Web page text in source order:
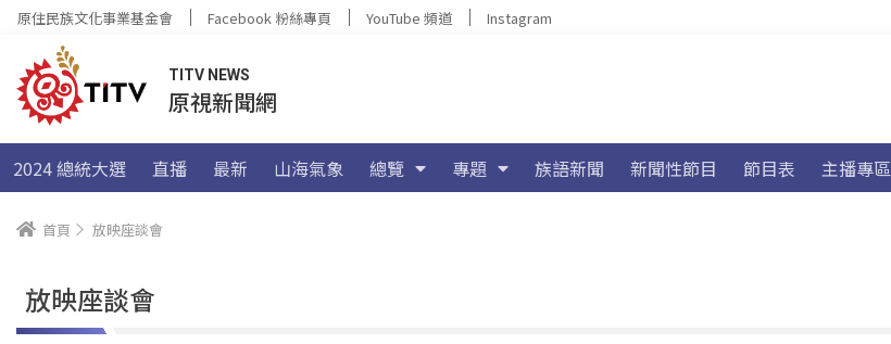
原住民族文化事業基金會 Facebook 粉絲專頁 YouTube 頻道 Instagram
TITV NEWS
原視新聞網
2024 總統大選 直播 最新 山海氣象 總覽 專題 族語新聞 新聞性節目 節目表 主播專區
首頁 放映座談會
放映座談會